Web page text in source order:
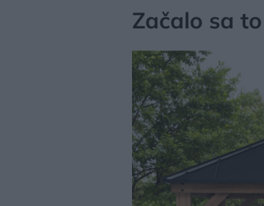
Začalo sa